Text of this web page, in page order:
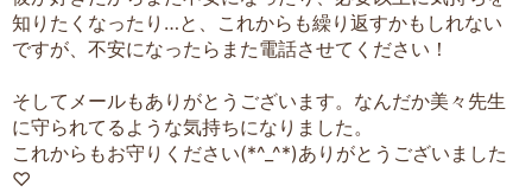
知りたくなったり…と、これからも繰り返すかもしれない
ですが、不安になったらまた電話させてください！
そしてメールもありがとうございます。なんだか美々先生
に守られてるような気持ちになりました。
これからもお守りください(*^_^*)ありがとうございました
♡